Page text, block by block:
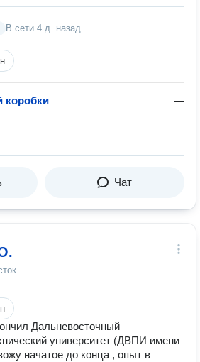
В сети 4 д. назад
коробки —
Чат
Дальневосточный
университет (ДВПИ имени
начатое до конца , опыт в